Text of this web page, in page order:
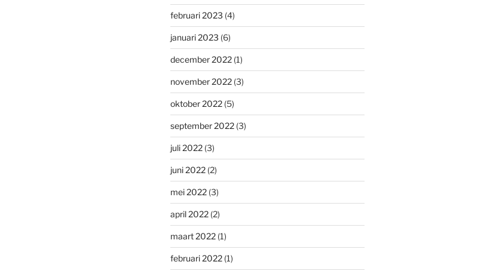
februari 2023 (4)
januari 2023 (6)
december 2022(1)
november 2022(3)
oktober 2022(5)
september 2022(3)
juli 2022(3)
juni 2022(2)
mei 2022(3)
april 2022(2)
maart 2022(1)
februari 2022(1)